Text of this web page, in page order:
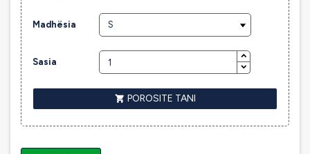
Madhësia
Sasia
 POROSITE TANI